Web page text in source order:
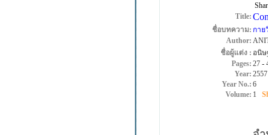
Title:
ชื่อบทความ: กาย
Author:
ชื่อผู้แต่ง : อนิษ
Pages: 27-
Year: 2557
Year No.: 6
Volume: 1